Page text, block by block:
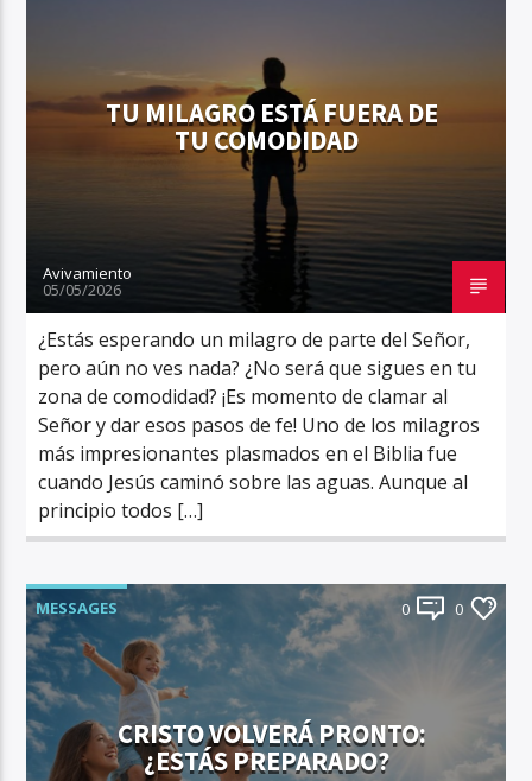
TU MILAGRO ESTÁ FUERA DE
TU COMODIDAD
Avivamiento
05/05/2026
¿Estás esperando un milagro de parte del Señor,
pero aún no ves nada? ¿No será que sigues en tu
zona de comodidad? ¡Es momento de clamar al
Señor y dar esos pasos de fe! Uno de los milagros
más impresionantes plasmados en el Biblia fue
cuando Jesús caminó sobre las aguas. Aunque al
principio todos […]
MESSAGES 0 0
CRISTO VOLVERÁ PRONTO:
¿ESTÁS PREPARADO?